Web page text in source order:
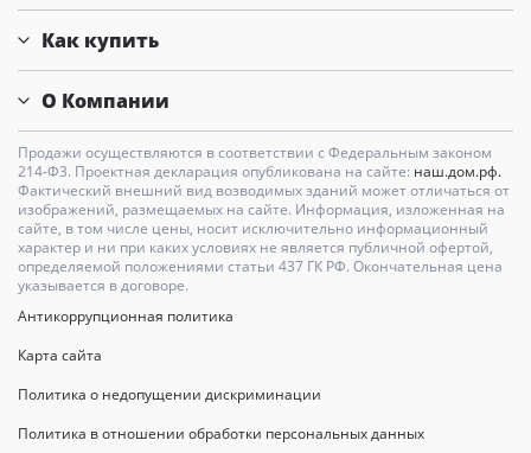
Как купить
О Компании
Продажи осуществляются в соответствии с Федеральным законом
214-Ф3. Проектная декларация опубликована на сайте: наш.дом.рф.
Фактический внешний вид возводимых зданий может отличаться от
изображений, размещаемых на сайте. Информация, изложенная на
сайте, в том числе цены, носит исключительно информационный
характер и ни при каких условиях не является публичной офертой,
определяемой положениями статьи 437 ГК РФ. Окончательная цена
указывается в договоре.
Антикоррупционная политика
Карта сайта
Политика о недопущении дискриминации
Политика в отношении обработки персональных данных